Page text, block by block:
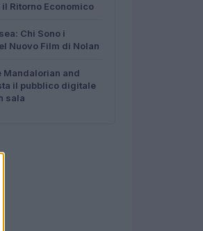
Ritorno Economico
Chi Sono i
Nuovo Film di Nolan
Mandalorian and
il pubblico digitale
sala